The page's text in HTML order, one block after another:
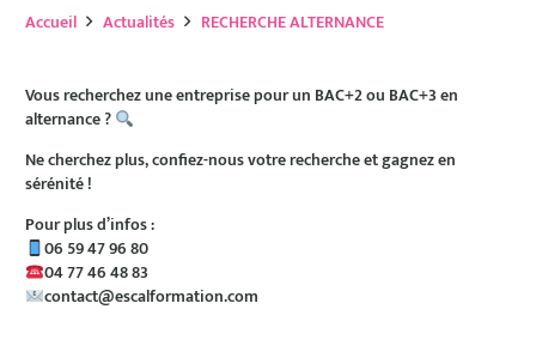
Accueil Actualités RECHERCHE ALTERNANCE
Vous recherchez une entreprise pour un BAC+2 ou BAC+3 en
alternance ?
Ne cherchez plus, confiez-nous votre recherche et gagnez en
sérénité !
Pour plus d’infos :
06 59 47 96 80
04 77 46 48 83
contact@escalformation.com